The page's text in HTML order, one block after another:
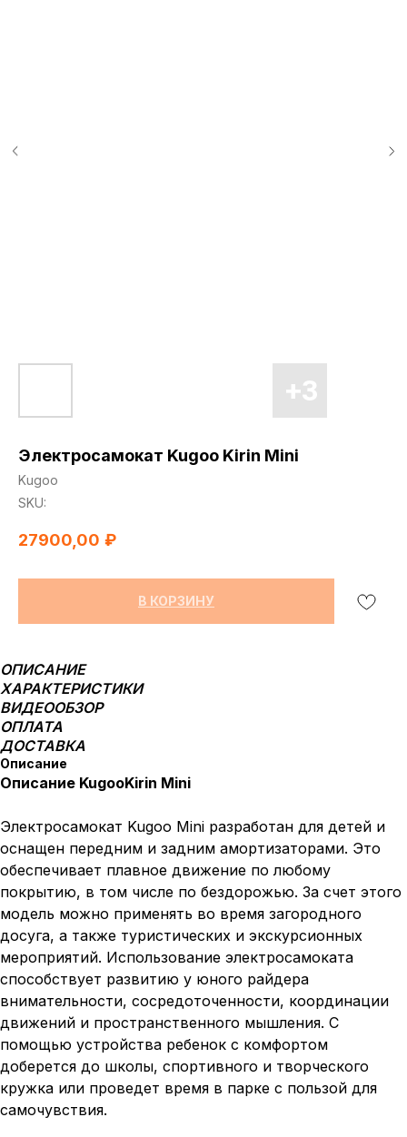
Электросамокат Kugoo Kirin Mini
Kugoo
SKU:
27900,00 ₽
В КОРЗИНУ
ОПИСАНИЕ
ХАРАКТЕРИСТИКИ
ВИДЕООБЗОР
ОПЛАТА
ДОСТАВКА
Описание
Описание KugooKirin Mini
Электросамокат Kugoo Mini разработан для детей и
оснащен передним и задним амортизаторами. Это
обеспечивает плавное движение по любому
покрытию, в том числе по бездорожью. За счет этого
модель можно применять во время загородного
досуга, а также туристических и экскурсионных
мероприятий. Использование электросамоката
способствует развитию у юного райдера
внимательности, сосредоточенности, координации
движений и пространственного мышления. С
помощью устройства ребенок с комфортом
доберется до школы, спортивного и творческого
кружка или проведет время в парке с пользой для
самочувствия.